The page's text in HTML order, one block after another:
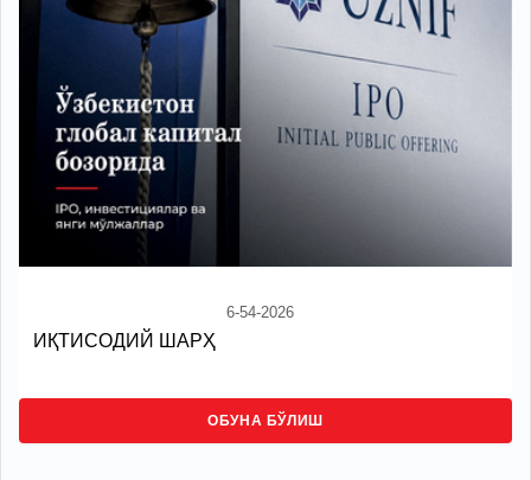
6-54-2026
ИҚТИСОДИЙ ШАРҲ
ОБУНА БЎЛИШ